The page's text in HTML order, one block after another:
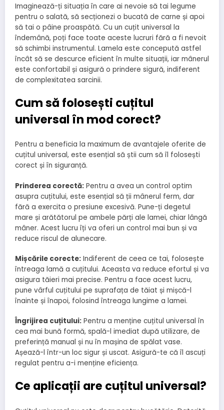
Imaginează-ți situația în care ai nevoie să tai legume
pentru o salată, să secționezi o bucată de carne și apoi
să tai o pâine proaspătă. Cu un cuțit universal la
îndemână, poți face toate aceste lucruri fără a fi nevoit
să schimbi instrumentul. Lamela este concepută astfel
încât să se descurce eficient în multe situații, iar mânerul
este confortabil și asigură o prindere sigură, indiferent
de complexitatea sarcinii.
Cum să folosești cuțitul
universal în mod corect?
Pentru a beneficia la maximum de avantajele oferite de
cuțitul universal, este esențial să știi cum să îl folosești
corect și în siguranță.
Prinderea corectă: Pentru a avea un control optim
asupra cuțitului, este esențial să ții mânerul ferm, dar
fără a exercita o presiune excesivă. Pune-ți degetul
mare și arătătorul pe ambele părți ale lamei, chiar lângă
mâner. Acest lucru îți va oferi un control mai bun și va
reduce riscul de alunecare.
Mișcările corecte: Indiferent de ceea ce tai, folosește
întreaga lamă a cuțitului. Aceasta va reduce efortul și va
asigura tăieri mai precise. Pentru a face acest lucru,
pune vârful cuțitului pe suprafața de tăiat și mișcă-l
înainte și înapoi, folosind întreaga lungime a lamei.
Îngrijirea cuțitului: Pentru a menține cuțitul universal în
cea mai bună formă, spală-l imediat după utilizare, de
preferință manual și nu în mașina de spălat vase.
Așează-l într-un loc sigur și uscat. Asigură-te că îl ascuți
regulat pentru a-i menține eficiența.
Ce aplicații are cuțitul universal?